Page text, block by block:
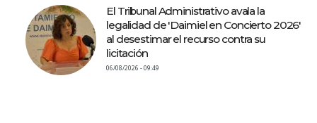
El Tribunal Administrativo avala la
legalidad de 'Daimiel en Concierto 2026'
al desestimar el recurso contra su
licitación
06/08/2026 - 09:49